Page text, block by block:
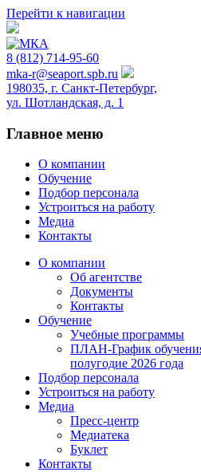
Перейти к навигации
8 (812) 714-95-60
mka-r@seaport.spb.ru
198035, г. Санкт-Петербург,
ул. Шотландская, д. 1
Главное меню
О компании
Обучение
Подбор персонала
Устроиться на работу
Медиа
Контакты
О компании
Об агентстве
Документы
Контакты
Обучение
Учебные программы
ПЛАН-График
полугодие 2026 года
Подбор персонала
Устроиться на работу
Медиа
Пресс-центр
Медиатека
Буклет
Контакты